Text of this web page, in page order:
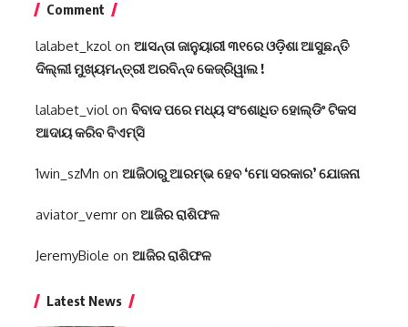
Comment
lalabet_kzolon ଆସନ୍ତା ଜାନୁୟାରୀ ୩୧ରେ ଓଡ଼ିଶା ଆସୁଛନ୍ତି
ଦିଲ୍ଲୀ ମୁଖ୍ୟମନ୍ତ୍ରୀ ଅରବିନ୍ଦ କେଜ୍ରିୱାଲ !
lalabet_violon ବିବାଦ ପରେ ମଧ୍ୟ ସଂଶୋଧିତ ହୋଲ୍ଡିଂ ଟିକସ
ଆଦାୟ କରିବ ବିଏମ୍‌ସି
1win_szMn on ଆଜିଠାରୁ ଆରମ୍ଭ ହେବ ‘ମୋ ସରକାର’ ଯୋଜନା
aviator_vemr on ଆଜିର ରାଶିଫଳ
JeremyBiole on ଆଜିର ରାଶିଫଳ
Latest News